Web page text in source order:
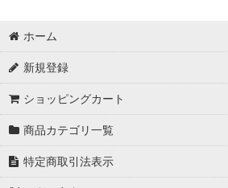
ホーム
新規登録
ショッピングカート
商品カテゴリ一覧
特定商取引法表示